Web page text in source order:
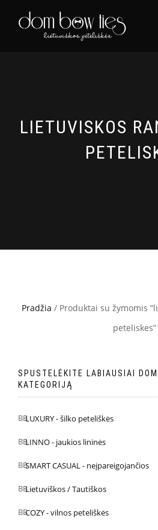
LIETUVISKOS
Pradžia / Produktai su žymomis
peteliskes”
SPUSTELĖKITE LABIAUSIAI
KATEGORIJĄ
LUXURY - šilko peteliškės
LINNO - jaukios lininės
SMART CASUAL - neįpareigojančios
Lietuviškos / Tautiškos
COZY - vilnos peteliškės